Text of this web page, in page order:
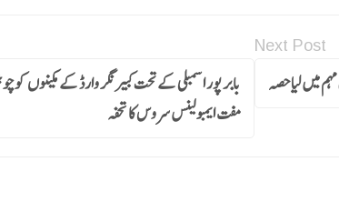
بابر پور اسمبلی کے تحت کبیر نگر وارڈ کے مکینوں
مفت ایمبولینس سروس کا تحفہ
Next Post
میں لیاحصہ